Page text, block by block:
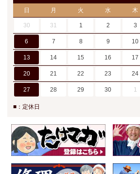
日 月 火 水 木
30 31 1 2 3
6 7 8 9 10
13 14 15 16 17
20 21 22 23 24
27 28 29 30 1
■：定休日